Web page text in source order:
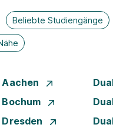
Beliebte Studiengänge